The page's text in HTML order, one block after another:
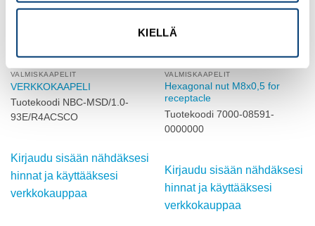
KIELLÄ
VALMISKAAPELIT
VERKKOKAAPELI
Tuotekoodi NBC-MSD/1.0-
93E/R4ACSCO
Kirjaudu sisään nähdäksesi
hinnat ja käyttääksesi
verkkokauppaa
VALMISKAAPELIT
Hexagonal nut M8x0,5 for
receptacle
Tuotekoodi 7000-08591-
0000000
Kirjaudu sisään nähdäksesi
hinnat ja käyttääksesi
verkkokauppaa